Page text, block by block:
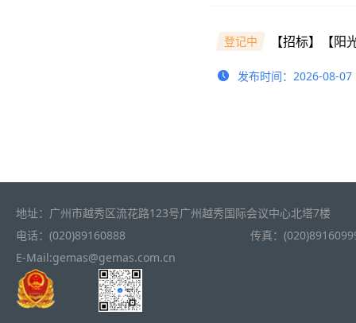
登记中
发布时间：2026-08-07
地址：广州市越秀区流花路123号广州越秀国际会议中心北塔7楼
电话：(020)89160888
传真：
E-Mail:gemas@gemas.com.cn